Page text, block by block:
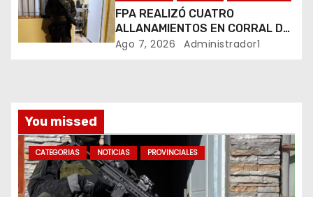
r
a
a
s
FPA REALIZÓ CUATRO
ALLANAMIENTOS EN CORRAL DE
BUSTOS-IFFLINGER
Ago 7, 2026 Administrador1
You missed
CATEGORIAS NOTICIAS PROVINCIALES